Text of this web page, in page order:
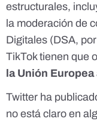
estructurales,
la moderación de
Digitales (DSA,
TikTok tienen que
la Unión Europea
Twitter ha
no está claro en